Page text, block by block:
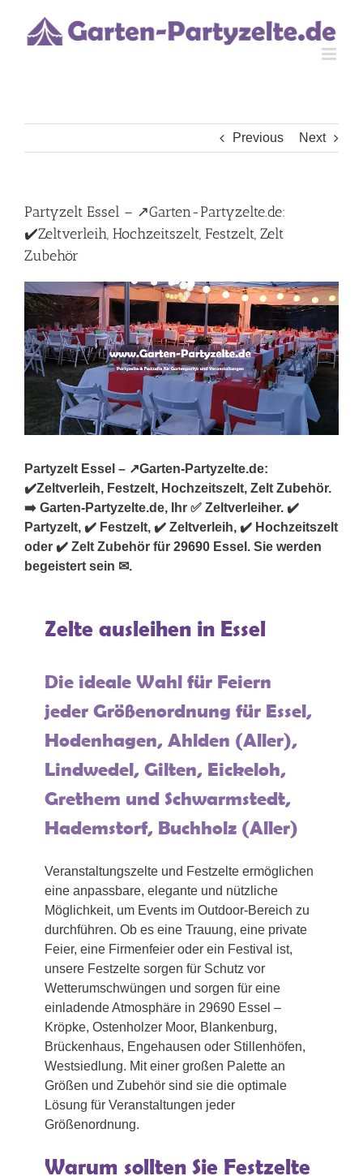
content
Previous Next
Partyzelt Essel – ↗️Garten-Partyzelte.de:
✔️Zeltverleih, Hochzeitszelt, Festzelt, Zelt
Zubehör
Partyzelt Essel – ↗️Garten-Partyzelte.de:
✔️Zeltverleih, Festzelt, Hochzeitszelt, Zelt Zubehör.
➡️ Garten-Partyzelte.de, Ihr ✅ Zeltverleiher. ✔️
Partyzelt, ✔️ Festzelt, ✔️ Zeltverleih, ✔️ Hochzeitszelt
oder ✔️ Zelt Zubehör für 29690 Essel. Sie werden
begeistert sein ✉.
Zelte ausleihen in Essel
Die ideale Wahl für Feiern
jeder Größenordnung für Essel,
Hodenhagen, Ahlden (Aller),
Lindwedel, Gilten, Eickeloh,
Grethem und Schwarmstedt,
Hademstorf, Buchholz (Aller)
Veranstaltungszelte und Festzelte ermöglichen
eine anpassbare, elegante und nützliche
Möglichkeit, um Events im Outdoor-Bereich zu
durchführen. Ob es eine Trauung, eine private
Feier, eine Firmenfeier oder ein Festival ist,
unsere Festzelte sorgen für Schutz vor
Wetterumschwüngen und sorgen für eine
einladende Atmosphäre in 29690 Essel –
Kröpke, Ostenholzer Moor, Blankenburg,
Brückenhaus, Engehausen oder Stillenhöfen,
Westsiedlung. Mit einer großen Palette an
Größen und Zubehör sind sie die optimale
Lösung für Veranstaltungen jeder
Größenordnung.
Warum sollten Sie Festzelte